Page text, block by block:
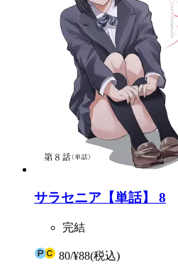
サラセニア【単話】 8
完結
80/¥88(税込)